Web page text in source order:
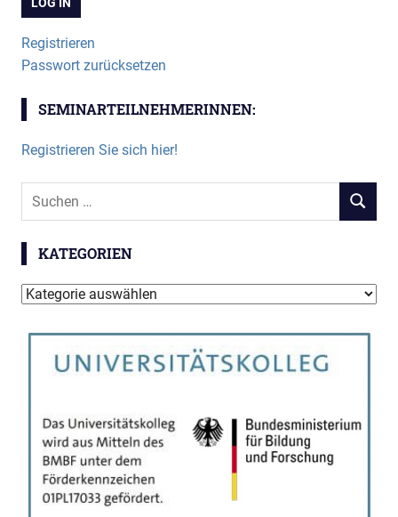
Registrieren
Passwort zurücksetzen
SEMINARTEILNEHMERINNEN:
Registrieren Sie sich hier!
Suchen
SUCHEN
KATEGORIEN
Kategorien